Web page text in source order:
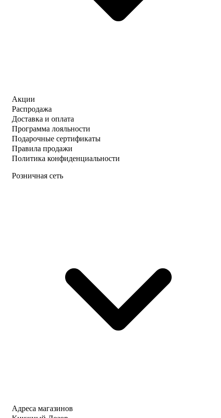
Акции
Распродажа
Доставка и оплата
Программа лояльности
Подарочные сертификаты
Правила продажи
Политика конфиденциальности
Розничная сеть
Адреса магазинов